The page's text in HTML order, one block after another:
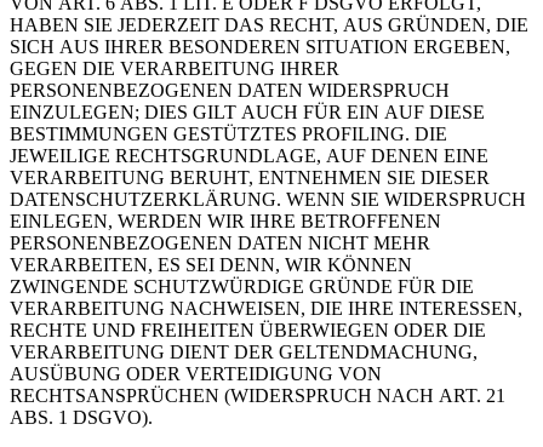
HABEN SIE JEDERZEIT DAS RECHT, AUS GRÜNDEN, DIE
SICH AUS IHRER BESONDEREN SITUATION ERGEBEN,
GEGEN DIE VERARBEITUNG IHRER
PERSONENBEZOGENEN DATEN WIDERSPRUCH
EINZULEGEN; DIES GILT AUCH FÜR EIN AUF DIESE
BESTIMMUNGEN GESTÜTZTES PROFILING. DIE
JEWEILIGE RECHTSGRUNDLAGE, AUF DENEN EINE
VERARBEITUNG BERUHT, ENTNEHMEN SIE DIESER
DATENSCHUTZERKLÄRUNG. WENN SIE WIDERSPRUCH
EINLEGEN, WERDEN WIR IHRE BETROFFENEN
PERSONENBEZOGENEN DATEN NICHT MEHR
VERARBEITEN, ES SEI DENN, WIR KÖNNEN
ZWINGENDE SCHUTZWÜRDIGE GRÜNDE FÜR DIE
VERARBEITUNG NACHWEISEN, DIE IHRE INTERESSEN,
RECHTE UND FREIHEITEN ÜBERWIEGEN ODER DIE
VERARBEITUNG DIENT DER GELTENDMACHUNG,
AUSÜBUNG ODER VERTEIDIGUNG VON
RECHTSANSPRÜCHEN (WIDERSPRUCH NACH ART. 21
ABS. 1 DSGVO).